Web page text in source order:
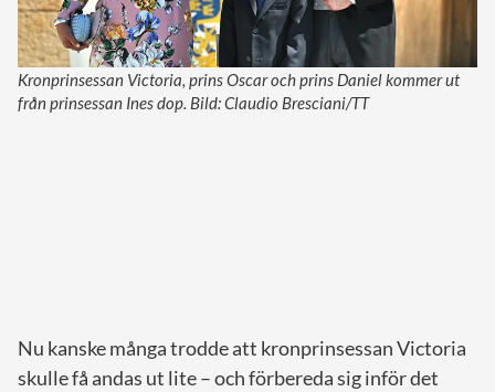
Kronprinsessan Victoria, prins Oscar och prins Daniel kommer ut
från prinsessan Ines dop. Bild: Claudio Bresciani/TT
Nu kanske många trodde att kronprinsessan Victoria
skulle få andas ut lite – och förbereda sig inför det